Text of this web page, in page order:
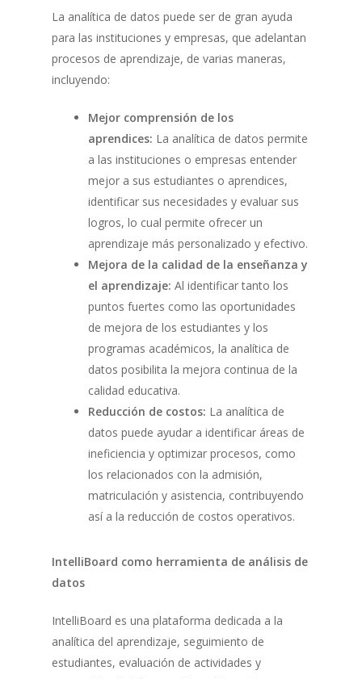
La analítica de datos puede ser de gran ayuda
para las instituciones y empresas, que adelantan
procesos de aprendizaje, de varias maneras,
incluyendo:
Mejor comprensión de los
aprendices: La analítica de datos permite
a las instituciones o empresas entender
mejor a sus estudiantes o aprendices,
identificar sus necesidades y evaluar sus
logros, lo cual permite ofrecer un
aprendizaje más personalizado y efectivo.
Mejora de la calidad de la enseñanza y
el aprendizaje: Al identificar tanto los
puntos fuertes como las oportunidades
de mejora de los estudiantes y los
programas académicos, la analítica de
datos posibilita la mejora continua de la
calidad educativa.
Reducción de costos: La analítica de
datos puede ayudar a identificar áreas de
ineficiencia y optimizar procesos, como
los relacionados con la admisión,
matriculación y asistencia, contribuyendo
así a la reducción de costos operativos.
IntelliBoard como herramienta de análisis de
datos
IntelliBoard es una plataforma dedicada a la
analítica del aprendizaje, seguimiento de
estudiantes, evaluación de actividades y